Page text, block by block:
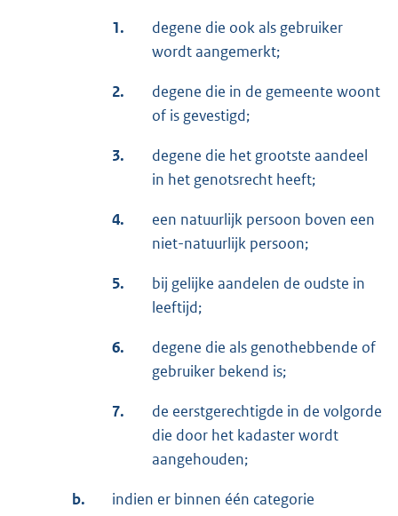
1.
degene die ook als gebruiker
wordt aangemerkt;
2.
degene die in de gemeente woont
of is gevestigd;
3.
degene die het grootste aandeel
in het genotsrecht heeft;
4.
een natuurlijk persoon boven een
niet-natuurlijk persoon;
5.
bij gelijke aandelen de oudste in
leeftijd;
6.
degene die als genothebbende of
gebruiker bekend is;
7.
de eerstgerechtigde in de volgorde
die door het kadaster wordt
aangehouden;
b.
indien er binnen één categorie